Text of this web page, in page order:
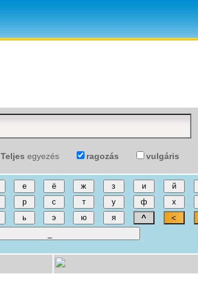
Teljes egyezés ragozás vulgáris